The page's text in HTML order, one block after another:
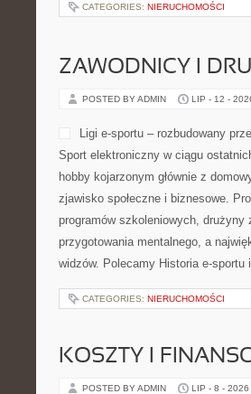
CATEGORIES: NIERUCHOMOŚCI
ZAWODNICY I
POSTED BY ADMIN LIP - 12 -
Ligi e-sportu – rozbudowany
Sport elektroniczny w ciągu
hobby kojarzonym głównie z
zjawisko społeczne i biznesowe.
programów szkoleniowych, drużyny
przygotowania mentalnego, a
widzów. Polecamy Historia e-
CATEGORIES: NIERUCHOMOŚCI
KOSZTY I
POSTED BY ADMIN LIP - 8 - 2026